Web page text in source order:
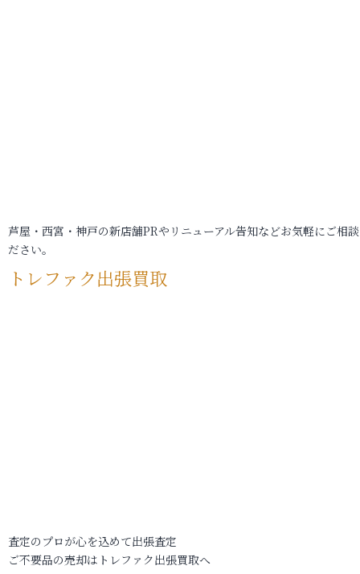
芦屋・西宮・神戸の新店舗PRやリニューアル告知などお気軽にご相
ださい。
トレファク出張買取
査定のプロが心を込めて出張査定
ご不要品の売却はトレファク出張買取へ